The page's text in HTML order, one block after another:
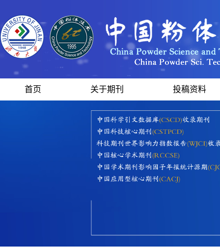
首页 关于期刊 投稿资料